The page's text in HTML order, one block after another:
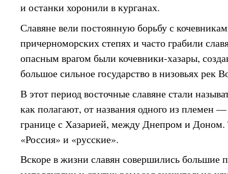
и останки хоронили в курганах.
Славяне вели постоянную борьбу с
причерноморских степях и часто грабили
опасным врагом были кочевники-хазары,
большое сильное государство в низовьях рек
В этот период восточные славяне стали
как полагают, от названия одного из племен
границе с Хазарией, между Днепром и Доном.
«Россия» и «русские».
Вскоре в жизни славян совершились большие